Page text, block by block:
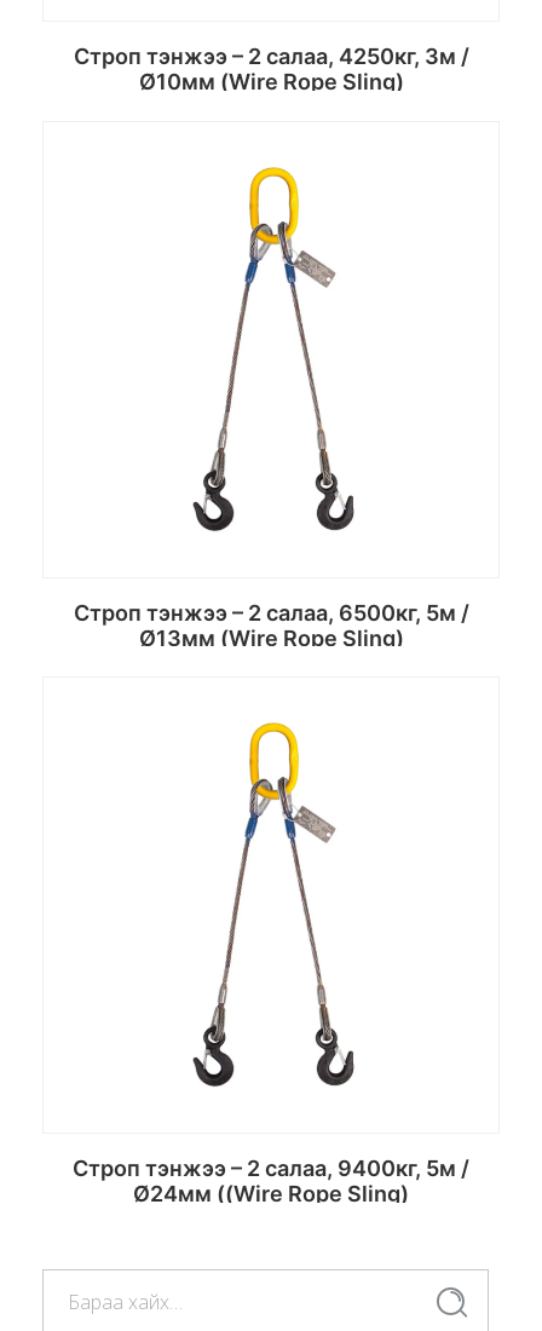
Хайлт
Строп тэнжээ – 2 салаа, 4250кг, 3м /
Ø10мм (Wire Rope Sling)
Сагсанд хийх
Строп тэнжээ – 2 салаа, 6500кг, 5м /
Ø13мм (Wire Rope Sling)
Сагсанд хийх
Строп тэнжээ – 2 салаа, 9400кг, 5м /
Ø24мм ((Wire Rope Sling)